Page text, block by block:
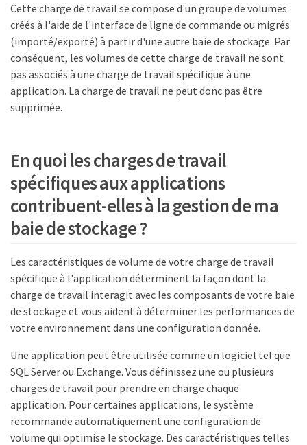
Cette charge de travail se compose d'un groupe de volumes
créés à l'aide de l'interface de ligne de commande ou migrés
(importé/exporté) à partir d'une autre baie de stockage. Par
conséquent, les volumes de cette charge de travail ne sont
pas associés à une charge de travail spécifique à une
application. La charge de travail ne peut donc pas être
supprimée.
En quoi les charges de travail
spécifiques aux applications
contribuent-elles à la gestion de ma
baie de stockage ?
Les caractéristiques de volume de votre charge de travail
spécifique à l'application déterminent la façon dont la
charge de travail interagit avec les composants de votre baie
de stockage et vous aident à déterminer les performances de
votre environnement dans une configuration donnée.
Une application peut être utilisée comme un logiciel tel que
SQL Server ou Exchange. Vous définissez une ou plusieurs
charges de travail pour prendre en charge chaque
application. Pour certaines applications, le système
recommande automatiquement une configuration de
volume qui optimise le stockage. Des caractéristiques telles